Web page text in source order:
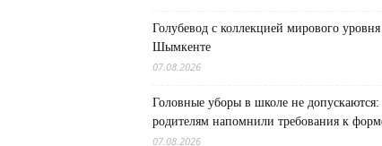
Голубевод с коллекцией мирового
Шымкенте
07.08.2026
Головные уборы в школе не допускаются:
родителям напомнили требования к
07.08.2026